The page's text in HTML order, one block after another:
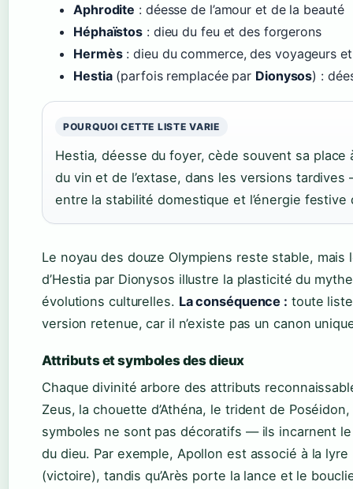
Aphrodite : déesse de l’amour et de la beauté
Héphaïstos : dieu du feu et des forgerons
Hermès: dieu du commerce, des voyageurs
Hestia(parfois remplacée par Dionysos) :
POURQUOI CETTE LISTE VARIE
Hestia, déesse du foyer, cède souvent sa place
du vin et de l’extase, dans les versions
entre la stabilité domestique et l’énergie festive
Le noyau des douze Olympiens reste stable, mais
d’Hestia par Dionysos illustre la plasticité du
évolutions culturelles. La conséquence : toute
version retenue, car il n’existe pas un canon
Attributs et symboles des dieux
Chaque divinité arbore des attributs
Zeus, la chouette d’Athéna, le trident de Poséidon,
symboles ne sont pas décoratifs — ils incarnent
du dieu. Par exemple, Apollon est associé à la
(victoire), tandis qu’Arès porte la lance et le